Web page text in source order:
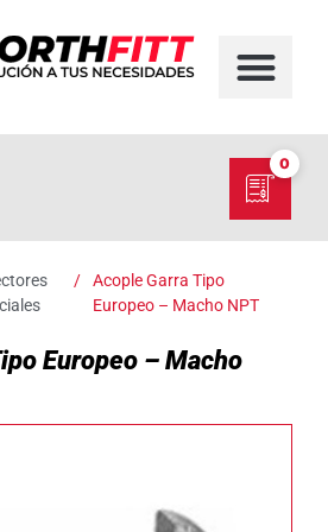
0
/
Acople Garra Tipo
Europeo – Macho NPT
Europeo – Macho